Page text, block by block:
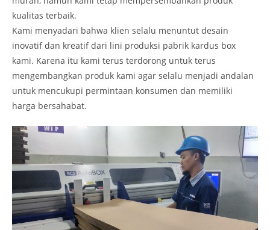
kualitas terbaik.
Kami menyadari bahwa klien selalu menuntut desain
inovatif dan kreatif dari lini produksi pabrik kardus box
kami. Karena itu kami terus terdorong untuk terus
mengembangkan produk kami agar selalu menjadi andalan
untuk mencukupi permintaan konsumen dan memiliki
harga bersahabat.